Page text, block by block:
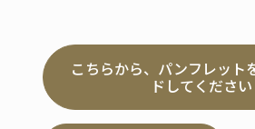
こちらから、パンフレット
ドしてください